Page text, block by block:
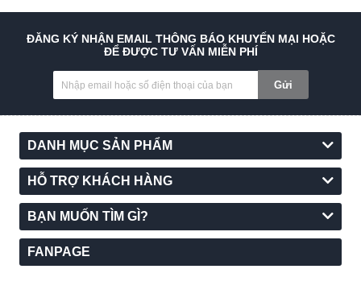
ĐĂNG KÝ NHẬN EMAIL THÔNG BÁO KHUYẾN MẠI HOẶC
ĐỂ ĐƯỢC TƯ VẤN MIỄN PHÍ
Gửi
DANH MỤC SẢN PHẨM
HỖ TRỢ KHÁCH HÀNG
BẠN MUỐN TÌM GÌ?
FANPAGE